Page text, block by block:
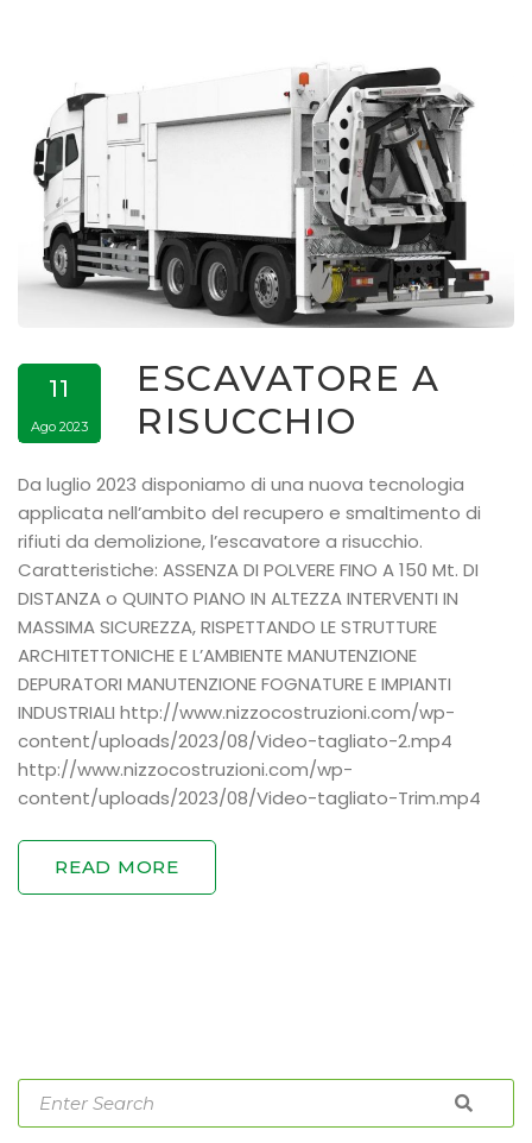
11
Ago 2023
ESCAVATORE A
RISUCCHIO
Da luglio 2023 disponiamo di una nuova tecnologia
applicata nell’ambito del recupero e smaltimento di
rifiuti da demolizione, l’escavatore a risucchio.
Caratteristiche: ASSENZA DI POLVERE FINO A 150 Mt. DI
DISTANZA o QUINTO PIANO IN ALTEZZA INTERVENTI IN
MASSIMA SICUREZZA, RISPETTANDO LE STRUTTURE
ARCHITETTONICHE E L’AMBIENTE MANUTENZIONE
DEPURATORI MANUTENZIONE FOGNATURE E IMPIANTI
INDUSTRIALI http://www.nizzocostruzioni.com/wp-
content/uploads/2023/08/Video-tagliato-2.mp4
http://www.nizzocostruzioni.com/wp-
content/uploads/2023/08/Video-tagliato-Trim.mp4
READ MORE